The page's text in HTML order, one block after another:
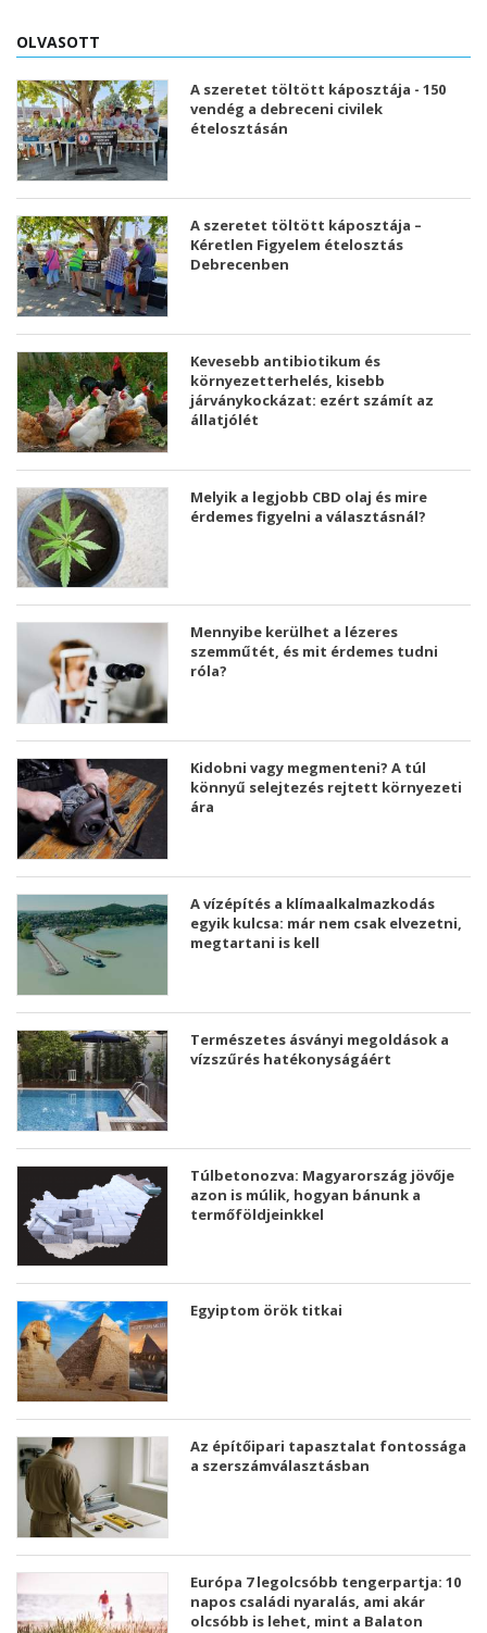
OLVASOTT
A szeretet töltött káposztája - 150
vendég a debreceni civilek
ételosztásán
A szeretet töltött káposztája –
Kéretlen Figyelem ételosztás
Debrecenben
Kevesebb antibiotikum és
környezetterhelés, kisebb
járványkockázat: ezért számít az
állatjólét
Melyik a legjobb CBD olaj és mire
érdemes figyelni a választásnál?
Mennyibe kerülhet a lézeres
szemműtét, és mit érdemes tudni
róla?
Kidobni vagy megmenteni? A túl
könnyű selejtezés rejtett környezeti
ára
A vízépítés a klímaalkalmazkodás
egyik kulcsa: már nem csak elvezetni,
megtartani is kell
Természetes ásványi megoldások a
vízszűrés hatékonyságáért
Túlbetonozva: Magyarország jövője
azon is múlik, hogyan bánunk a
termőföldjeinkkel
Egyiptom örök titkai
Az építőipari tapasztalat fontossága
a szerszámválasztásban
Európa 7 legolcsóbb tengerpartja: 10
napos családi nyaralás, ami akár
olcsóbb is lehet, mint a Balaton